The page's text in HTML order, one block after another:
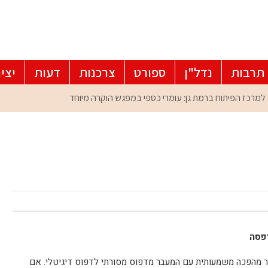
תרבות נדל"ן ספורט צרכנות דעות
מהפכה משמעותית עם המעבר מדפוס מסורתי לדפוס דיגיטלי. אם